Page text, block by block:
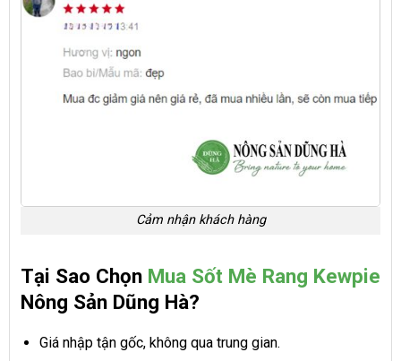
Cảm nhận khách hàng
Tại Sao Chọn Mua Sốt Mè Rang Kewpie
Nông Sản Dũng Hà?
Giá nhập tận gốc, không qua trung gian.